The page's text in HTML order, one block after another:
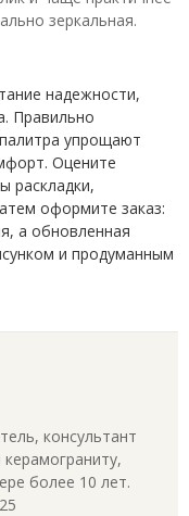
зеркальная.
надежности,
Правильно
упрощают
Оцените
раскладки,
оформите заказ:
а обновленная
и продуманным
консультант
более 10 лет.